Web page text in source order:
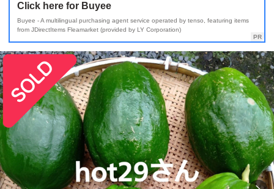
Click here for Buyee
Buyee - A multilingual purchasing agent service operated by tenso, featuring items
from JDirectItems Fleamarket (provided by LY Corporation)